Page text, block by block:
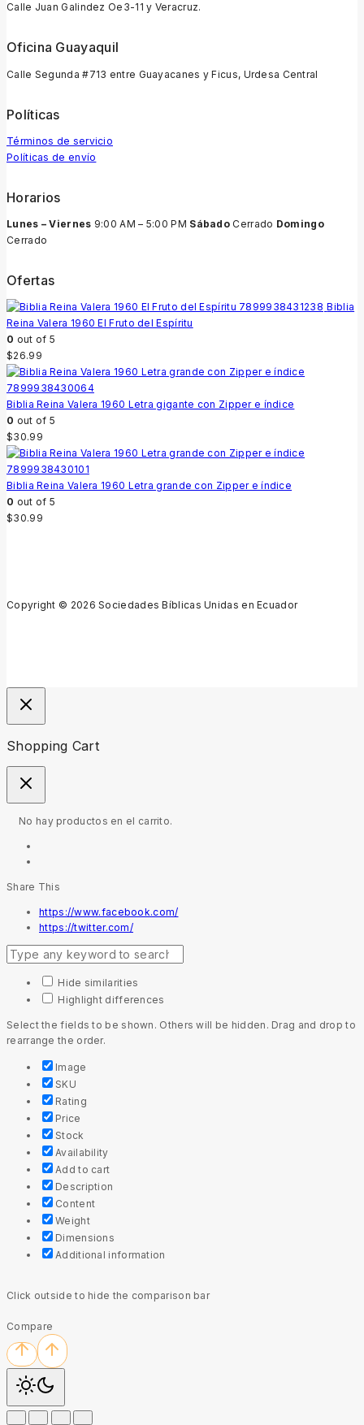
Calle Juan Galindez Oe3-11 y Veracruz.
Oficina Guayaquil
Calle Segunda #713 entre Guayacanes y Ficus, Urdesa Central
Políticas
Términos de servicio
Políticas de envío
Horarios
Lunes – Viernes 9:00 AM – 5:00 PM Sábado Cerrado Domingo
Cerrado
Ofertas
Biblia
Reina Valera 1960 El Fruto del Espíritu
0 out of 5
$26.99
Biblia Reina Valera 1960 Letra gigante con Zipper e índice
0 out of 5
$30.99
Biblia Reina Valera 1960 Letra grande con Zipper e índice
0 out of 5
$30.99
Copyright © 2026 Sociedades Bíblicas Unidas en Ecuador
Shopping Cart
No hay productos en el carrito.
Share This
https://www.facebook.com/
https://twitter.com/
Hide similarities
Highlight differences
Select the fields to be shown. Others will be hidden. Drag and drop to
rearrange the order.
Image
SKU
Rating
Price
Stock
Availability
Add to cart
Description
Content
Weight
Dimensions
Additional information
Click outside to hide the comparison bar
Compare